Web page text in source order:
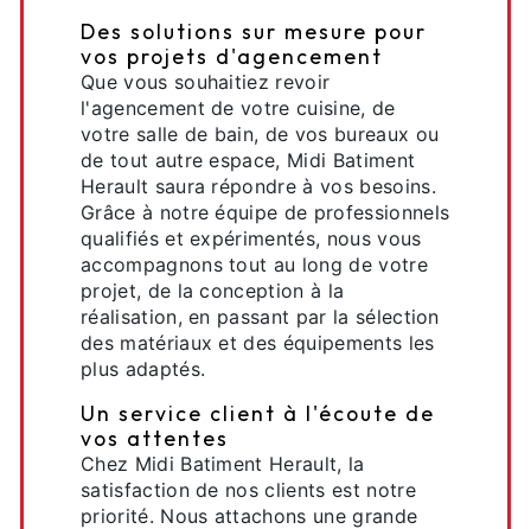
Des solutions sur mesure pour
vos projets d'agencement
Que vous souhaitiez revoir
l'agencement de votre cuisine, de
votre salle de bain, de vos bureaux ou
de tout autre espace, Midi Batiment
Herault saura répondre à vos besoins.
Grâce à notre équipe de professionnels
qualifiés et expérimentés, nous vous
accompagnons tout au long de votre
projet, de la conception à la
réalisation, en passant par la sélection
des matériaux et des équipements les
plus adaptés.
Un service client à l'écoute de
vos attentes
Chez Midi Batiment Herault, la
satisfaction de nos clients est notre
priorité. Nous attachons une grande